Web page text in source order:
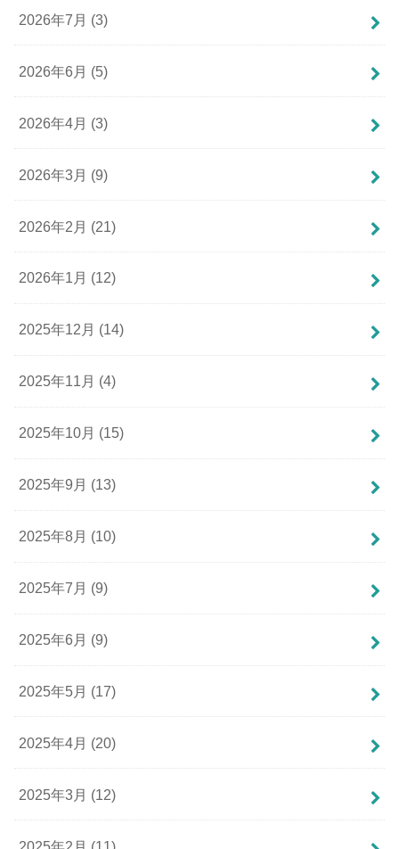
2026年7月 (3)
2026年6月 (5)
2026年4月 (3)
2026年3月 (9)
2026年2月 (21)
2026年1月 (12)
2025年12月 (14)
2025年11月 (4)
2025年10月 (15)
2025年9月 (13)
2025年8月 (10)
2025年7月 (9)
2025年6月 (9)
2025年5月 (17)
2025年4月 (20)
2025年3月 (12)